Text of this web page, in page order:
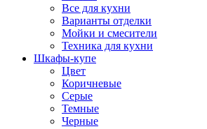
Все для кухни
Варианты отделки
Мойки и смесители
Техника для кухни
Шкафы-купе
Цвет
Коричневые
Серые
Темные
Черные